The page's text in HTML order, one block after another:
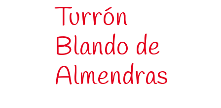
Turrón
Blando de
Almendras